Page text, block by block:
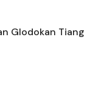
Glodokan Tiang